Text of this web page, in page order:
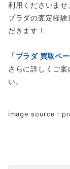
利用くださいませ
プラダの査定経
だきます！
「プラダ 買取ペ
さらに詳しくご
い。
image source：